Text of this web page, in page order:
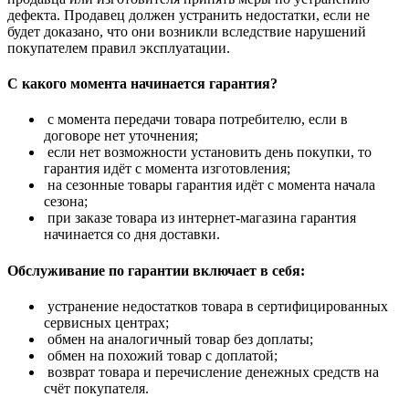
дефекта. Продавец должен устранить недостатки, если не
будет доказано, что они возникли вследствие нарушений
покупателем правил эксплуатации.
С какого момента начинается гарантия?
с момента передачи товара потребителю, если в
договоре нет уточнения;
если нет возможности установить день покупки, то
гарантия идёт с момента изготовления;
на сезонные товары гарантия идёт с момента начала
сезона;
при заказе товара из интернет-магазина гарантия
начинается со дня доставки.
Обслуживание по гарантии включает в себя:
устранение недостатков товара в сертифицированных
сервисных центрах;
обмен на аналогичный товар без доплаты;
обмен на похожий товар с доплатой;
возврат товара и перечисление денежных средств на
счёт покупателя.